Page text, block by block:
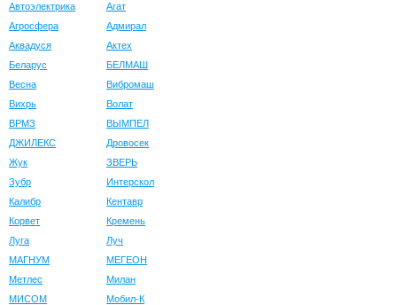
Автоэлектрика
Агат
Агросфера
Адмирал
Аквадуся
Актех
Беларус
БЕЛМАШ
Весна
Вибромаш
Вихрь
Волат
ВРМЗ
ВЫМПЕЛ
ДЖИЛЕКС
Дровосек
Жук
ЗВЕРЬ
Зубр
Интерскол
Калибр
Кентавр
Корвет
Кремень
Луга
Луч
МАГНУМ
МЕГЕОН
Метлес
Милан
МИСОМ
Мобил-К